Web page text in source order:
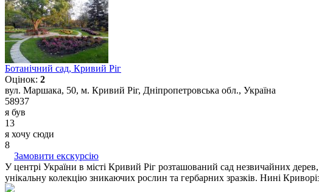
Ботанічний сад, Кривий Ріг
Оцінок: 2
вул. Маршака, 50, м. Кривий Ріг, Дніпропетровська обл., Україна
58937
я був
13
я хочу сюди
8
Замовити екскурсію
У центрі України в місті Кривий Ріг розташований сад незвичайних
унікальну колекцію зникаючих рослин та гербарних зразків. Нині